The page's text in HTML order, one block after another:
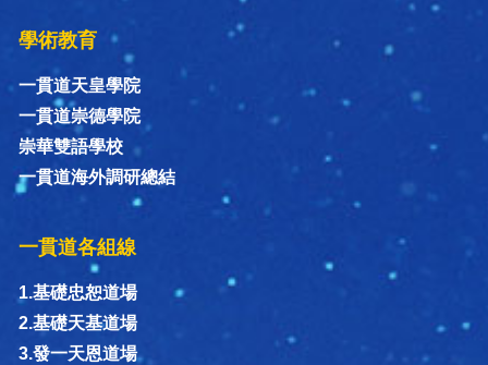
學術教育
一貫道天皇學院
一貫道崇德學院
崇華雙語學校
一貫道海外調研總結
一貫道各組線
1.基礎忠恕道場
2.基礎天基道場
3.發一天恩道場